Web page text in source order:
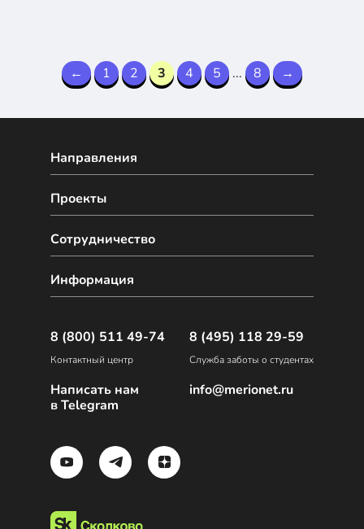
← 1 2 3 4 5 ... 8 →
Направления
Сотрудничество
Проекты
Информация
8 (800) 511 49-74
Контактный центр
Написать нам
в Telegram
8 (495) 118 29-59
Служба заботы о студентах
info@merionet.ru